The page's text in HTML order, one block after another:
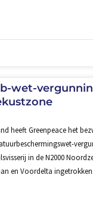
wet-
heeft Greenpeace het
in de N2000
en Voordelta